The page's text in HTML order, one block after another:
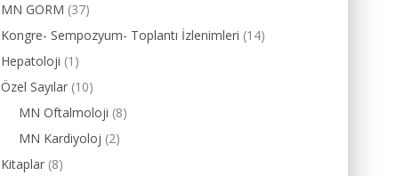
MN GORM (37)
Kongre- Sempozyum- Toplantı İzlenimleri (14)
Hepatoloji (1)
Özel Sayılar (10)
MN Oftalmoloji (8)
MN Kardiyoloj (2)
Kitaplar (8)